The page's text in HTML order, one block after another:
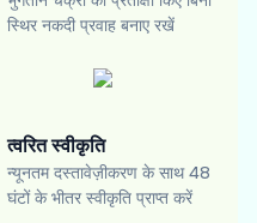
स्थिर नकदी प्रवाह बनाए रखें
त्वरित स्वीकृति
न्यूनतम दस्तावेज़ीकरण के साथ 48
घंटों के भीतर स्वीकृति प्राप्त करें